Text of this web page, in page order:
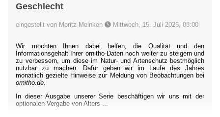
Geschlecht
eingestellt von Moritz Meinken Mittwoch, 15. Juli 2026, 08:00
Wir möchten Ihnen dabei helfen, die Qualität und den
Informationsgehalt Ihrer ornitho-Daten noch weiter zu steigern und
zu verbessern, um diese im Natur- und Artenschutz bestmöglich
nutzbar zu machen. Dafür geben wir im Laufe des Jahres
monatlich gezielte Hinweise zur Meldung von Beobachtungen bei
ornitho.de.
In dieser Ausgabe unserer Serie beschäftigen wir uns mit der
optionalen Vergabe von Alters-...